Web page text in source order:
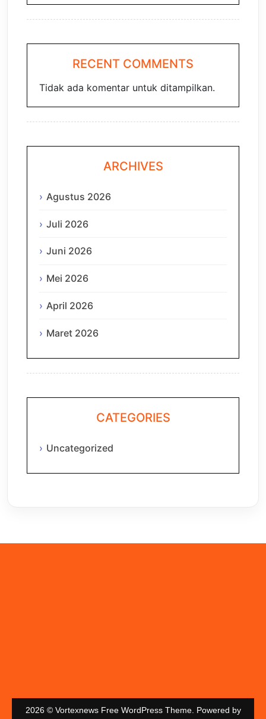
RECENT COMMENTS
Tidak ada komentar untuk ditampilkan.
ARCHIVES
Agustus 2026
Juli 2026
Juni 2026
Mei 2026
April 2026
Maret 2026
CATEGORIES
Uncategorized
2026 © Vortexnews Free WordPress Theme. Powered by